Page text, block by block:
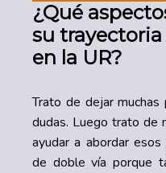
¿Qué
su
en la UR?
Trato de dejar muchas
dudas. Luego trato de
ayudar a abordar
de doble vía porque